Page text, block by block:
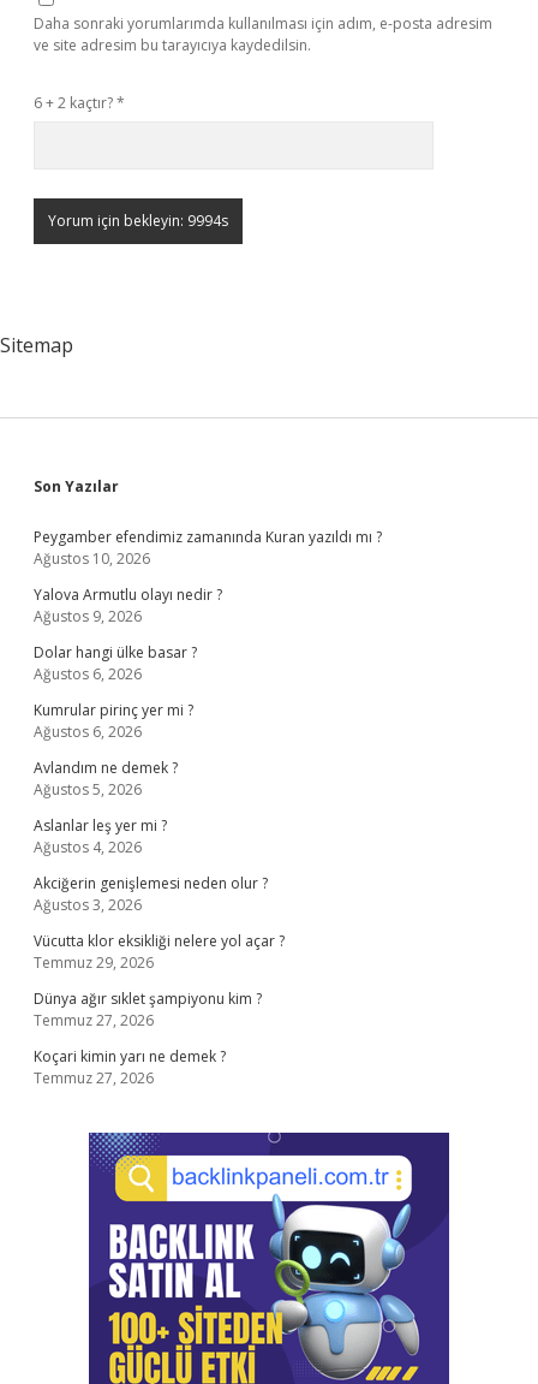
Daha sonraki yorumlarımda kullanılması için adım, e-posta adresim
ve site adresim bu tarayıcıya kaydedilsin.
6 + 2 kaçtır?*
Sitemap
Sidebar
Son Yazılar
Peygamber efendimiz zamanında Kuran yazıldı mı ?
Ağustos 10, 2026
Yalova Armutlu olayı nedir ?
Ağustos 9, 2026
Dolar hangi ülke basar ?
Ağustos 6, 2026
Kumrular pirinç yer mi ?
Ağustos 6, 2026
Avlandım ne demek ?
Ağustos 5, 2026
Aslanlar leş yer mi ?
Ağustos 4, 2026
Akciğerin genişlemesi neden olur ?
Ağustos 3, 2026
Vücutta klor eksikliği nelere yol açar ?
Temmuz 29, 2026
Dünya ağır sıklet şampiyonu kim ?
Temmuz 27, 2026
Koçari kimin yarı ne demek ?
Temmuz 27, 2026